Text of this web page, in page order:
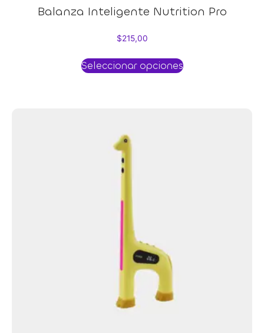
Balanza Inteligente Nutrition Pro
$215,00
Seleccionar opciones